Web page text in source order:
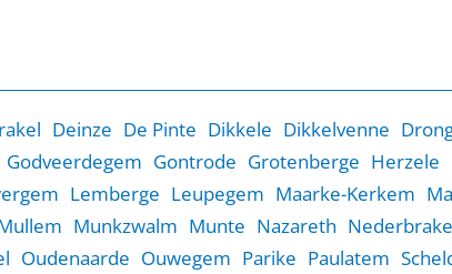
Deinze De Pinte Dikkele Dikkelvenne
Godveerdegem Gontrode Grotenberge Herzele
Lemberge Leupegem Maarke-Kerkem
Munkzwalm Munte Nazareth
Oudenaarde Ouwegem Parike Paulatem